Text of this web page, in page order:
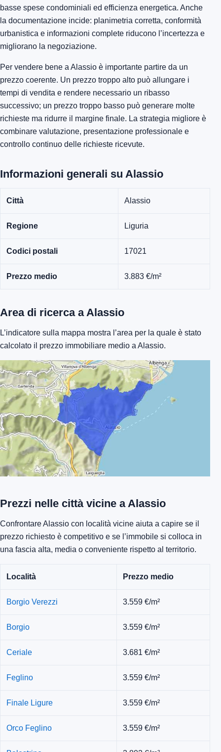
basse spese condominiali ed efficienza energetica. Anche
la documentazione incide: planimetria corretta, conformità
urbanistica e informazioni complete riducono l’incertezza e
migliorano la negoziazione.
Per vendere bene a Alassio è importante partire da un
prezzo coerente. Un prezzo troppo alto può allungare i
tempi di vendita e rendere necessario un ribasso
successivo; un prezzo troppo basso può generare molte
richieste ma ridurre il margine finale. La strategia migliore è
combinare valutazione, presentazione professionale e
controllo continuo delle richieste ricevute.
Informazioni generali su Alassio
Città Alassio
Regione Liguria
Codici postali 17021
Prezzo medio 3.883 €/m²
Area di ricerca a Alassio
L’indicatore sulla mappa mostra l’area per la quale è stato
calcolato il prezzo immobiliare medio a Alassio.
Prezzi nelle città vicine a Alassio
Confrontare Alassio con località vicine aiuta a capire se il
prezzo richiesto è competitivo e se l’immobile si colloca in
una fascia alta, media o conveniente rispetto al territorio.
Località Prezzo medio
Borgio Verezzi 3.559 €/m²
Borgio 3.559 €/m²
Ceriale 3.681 €/m²
Feglino 3.559 €/m²
Finale Ligure 3.559 €/m²
Orco Feglino 3.559 €/m²